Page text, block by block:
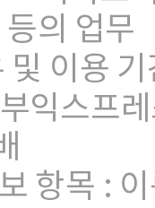
의 업무
및 이용
익스프
항목 :